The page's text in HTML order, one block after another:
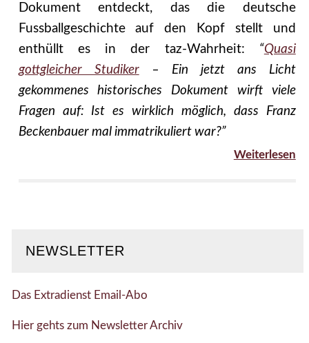
Dokument entdeckt, das die deutsche
Fussballgeschichte auf den Kopf stellt und
enthüllt es in der taz-Wahrheit: “Quasi
gottgleicher Studiker– Ein jetzt ans Licht
gekommenes historisches Dokument wirft viele
Fragen auf: Ist es wirklich möglich, dass Franz
Beckenbauer mal immatrikuliert war?”
Weiterlesen
NEWSLETTER
Das Extradienst Email-Abo
Hier gehts zum Newsletter Archiv